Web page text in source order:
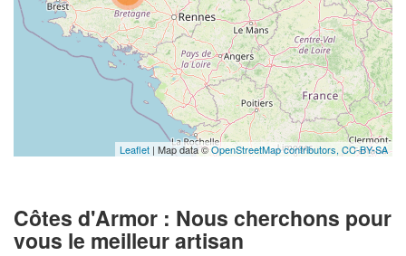
Leaflet | Map data ©OpenStreetMap contributors, CC-BY-SA
Côtes d'Armor : Nous cherchons pour
vous le meilleur artisan